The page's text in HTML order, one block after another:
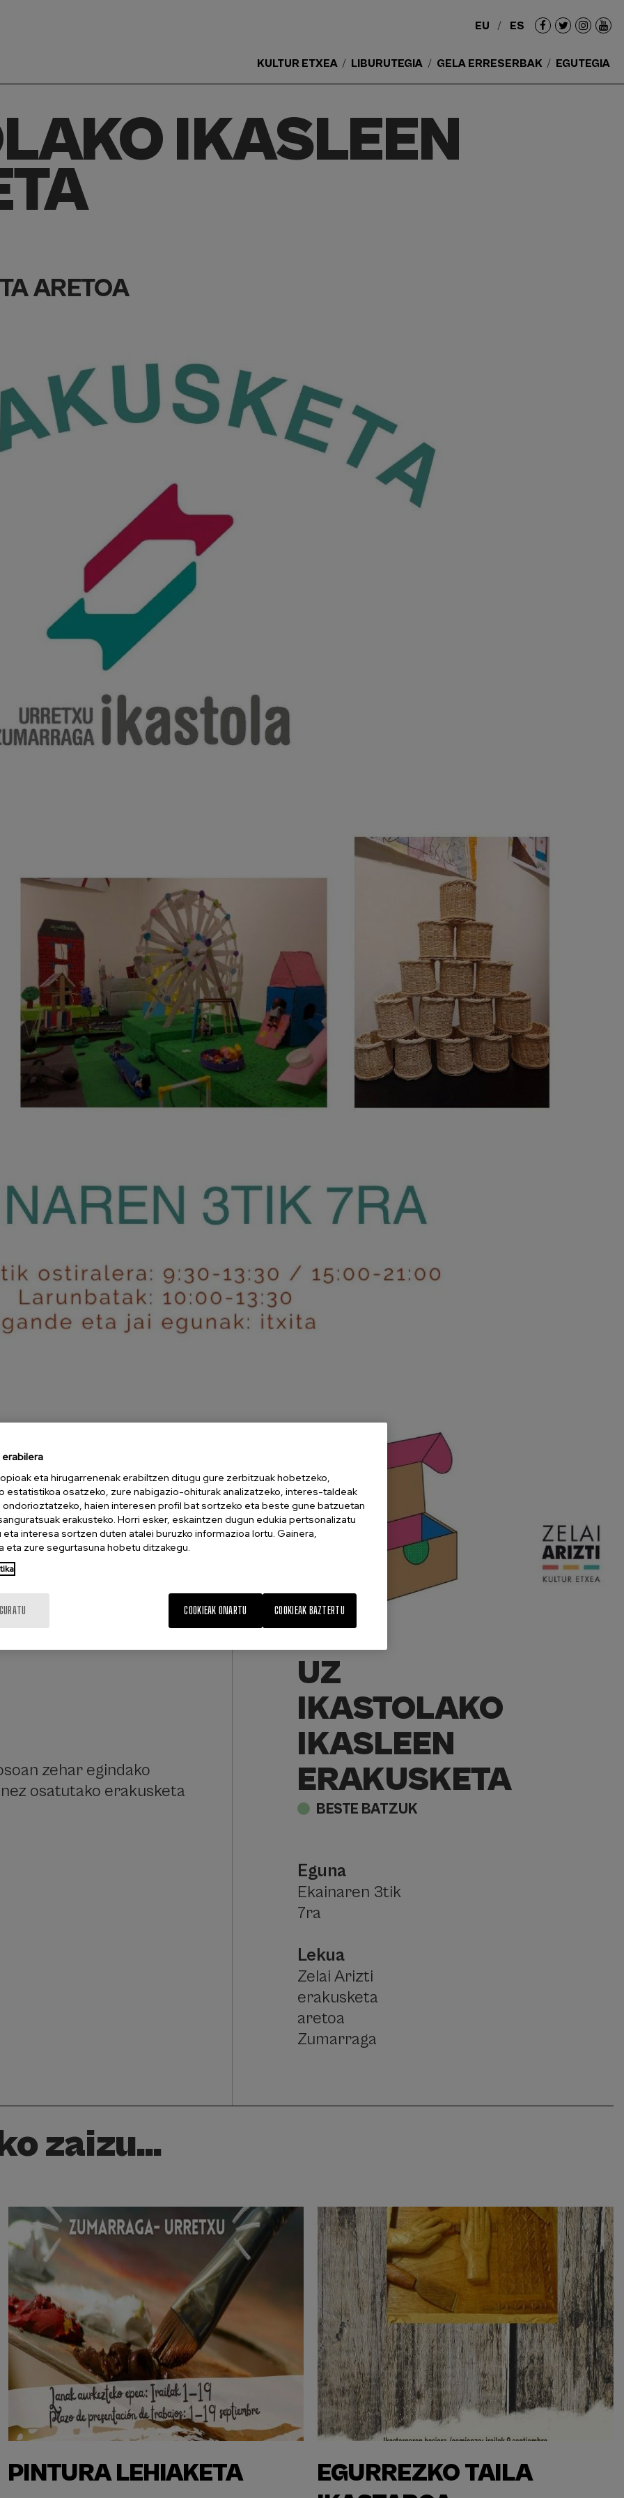
EU ES
sociales
Main
ES
KULTUR ETXEA LIBURUTEGIA GELA ERRESERBAK EGUTEGIA
IKASLEEN
ARETOA
zehar egindako
osatutako erakusketa
UZ
IKASTOLAKO
IKASLEEN
ERAKUSKETA
BESTE BATZUK
Eguna
Ekainaren 3tik
7ra
Lekua
Zelai Arizti
erakusketa
aretoa
Zumarraga
zaizu...
PINTURA LEHIAKETA
EGURREZKO TAILA
eta hirugarrenenak erabiltzen ditugu gure zerbitzuak hobetzeko,
estatistikoa osatzeko, zure nabigazio-ohiturak analizatzeko, interes-taldeak
ondorioztatzeko, haien interesen profil bat sortzeko eta beste gune batzuetan
erakusteko. Horri esker, eskaintzen dugun edukia pertsonalizatu
interesa sortzen duten atalei buruzko informazioa lortu. Gainera,
eta zure segurtasuna hobetu ditzakegu.
COOKIEAK BAZTERTU
COOKIEAK ONARTU